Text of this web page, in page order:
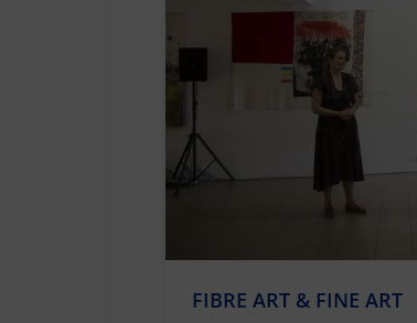
FIBRE ART & FINE ART